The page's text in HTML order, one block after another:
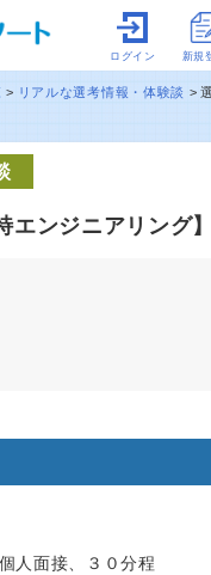
新規
ログイン
リアルな選考情報・体験談
エンジニアリング
人面接、３０分程